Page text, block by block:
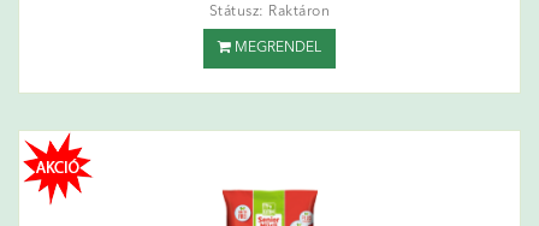
Státusz: Raktáron
MEGRENDEL